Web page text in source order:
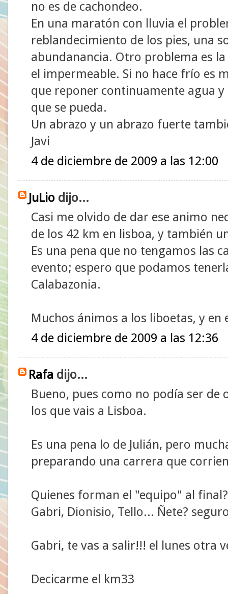
no es de cachondeo.
En una maratón con lluvia el
reblandecimiento de los pies, una
abundanancia. Otro problema es
el impermeable. Si no hace frío es
que reponer continuamente agua
que se pueda.
Un abrazo y un abrazo fuerte
Javi
4 de diciembre de 2009 a las 12:00
JuLio dijo...
Casi me olvido de dar ese animo
de los 42 km en lisboa, y también
Es una pena que no tengamos las
evento; espero que podamos
Calabazonia.
Muchos ánimos a los liboetas, y en
4 de diciembre de 2009 a las 12:36
Rafa dijo...
Bueno, pues como no podía ser
los que vais a Lisboa.
Es una pena lo de Julián, pero
preparando una carrera que
Quienes forman el "equipo" al final?
Gabri, Dionisio, Tello... Ñete?
Gabri, te vas a salir!!! el lunes otra
Decicarme el km33